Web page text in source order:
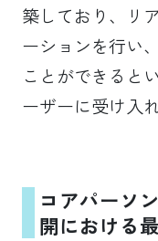
築しており、リ
ーションを行い
ことができると
ーザーに受け入
コアパーソ
開における